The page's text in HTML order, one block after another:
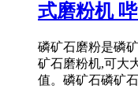
式磨粉机
磷矿石磨粉是磷
矿石磨粉机,可大
值。磷矿石磷矿